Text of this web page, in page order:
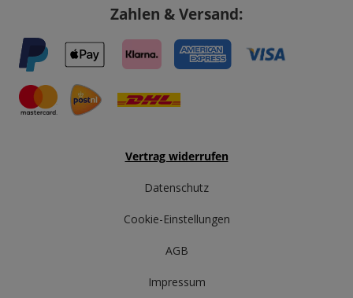
Zahlen & Versand:
Vertrag widerrufen
Datenschutz
Cookie-Einstellungen
AGB
Impressum